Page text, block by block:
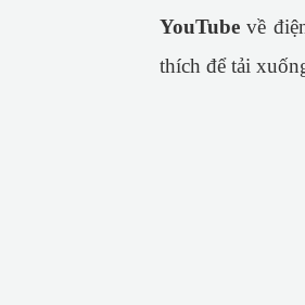
YouTube về
thích để tải